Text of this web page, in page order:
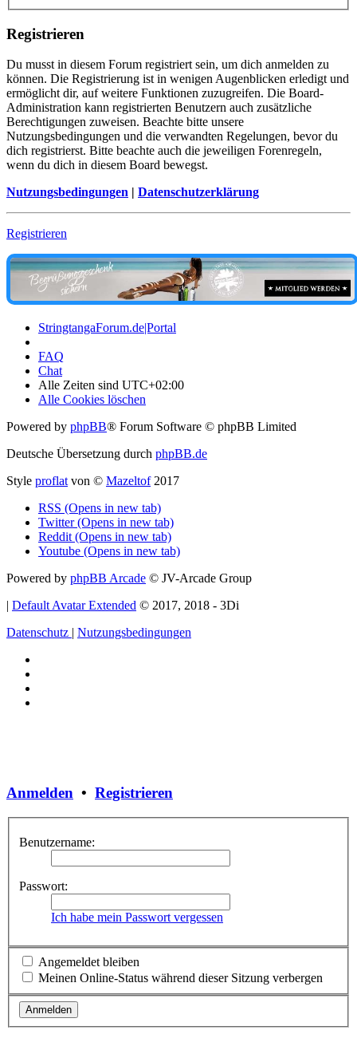
Registrieren
Du musst in diesem Forum registriert sein, um dich anmelden zu
können. Die Registrierung ist in wenigen Augenblicken erledigt und
ermöglicht dir, auf weitere Funktionen zuzugreifen. Die Board-
Administration kann registrierten Benutzern auch zusätzliche
Berechtigungen zuweisen. Beachte bitte unsere
Nutzungsbedingungen und die verwandten Regelungen, bevor du
dich registrierst. Bitte beachte auch die jeweiligen Forenregeln,
wenn du dich in diesem Board bewegst.
Nutzungsbedingungen | Datenschutzerklärung
Registrieren
StringtangaForum.de|Portal
FAQ
Chat
Alle Zeiten sind UTC+02:00
Alle Cookies löschen
Powered by phpBB® Forum Software © phpBB Limited
Deutsche Übersetzung durch phpBB.de
Style proflat von © Mazeltof2017
RSS (Opens in new tab)
Twitter (Opens in new tab)
Reddit (Opens in new tab)
Youtube (Opens in new tab)
Powered by phpBB Arcade © JV-Arcade Group
| Default Avatar Extended © 2017, 2018 - 3Di
Datenschutz | Nutzungsbedingungen
Anmelden • Registrieren
Benutzername:
Passwort:
Ich habe mein Passwort vergessen
Angemeldet bleiben
Meinen Online-Status während dieser Sitzung verbergen